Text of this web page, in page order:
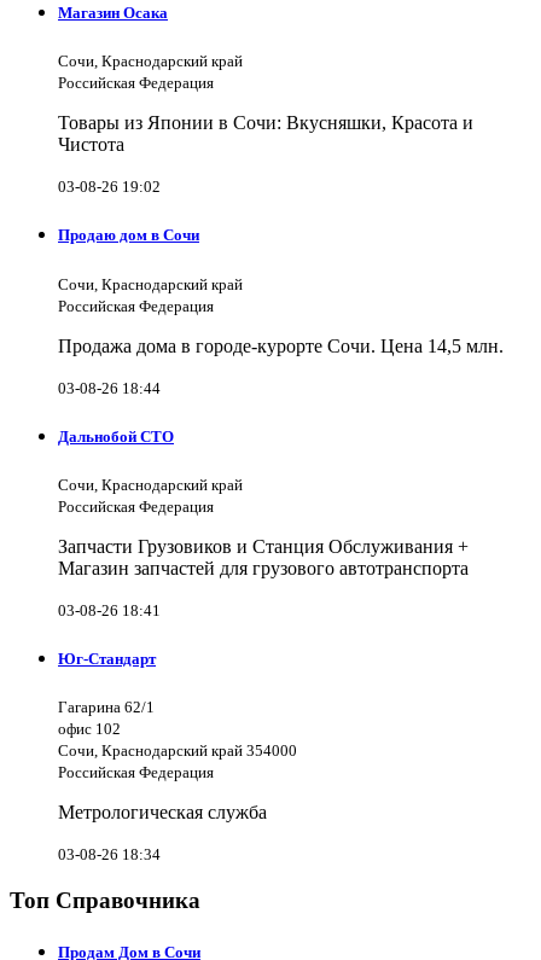
Магазин Осака
Сочи, Краснодарский край
Российская Федерация
Товары из Японии в Сочи: Вкусняшки, Красота и
Чистота
03-08-26 19:02
Продаю дом в Сочи
Сочи, Краснодарский край
Российская Федерация
Продажа дома в городе-курорте Сочи. Цена 14,5 млн.
03-08-26 18:44
Дальнобой СТО
Сочи, Краснодарский край
Российская Федерация
Запчасти Грузовиков и Станция Обслуживания +
Магазин запчастей для грузового автотранспорта
03-08-26 18:41
Юг-Стандарт
Гагарина 62/1
офис 102
Сочи, Краснодарский край 354000
Российская Федерация
Метрологическая служба
03-08-26 18:34
Топ Справочника
Продам Дом в Сочи